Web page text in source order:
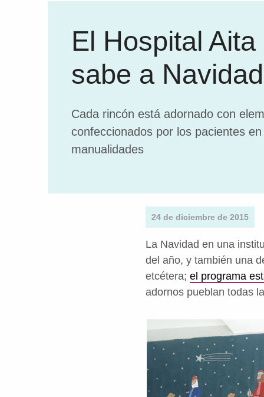
El Hospital Aita
sabe a Navidad
Cada rincón está adornado con
confeccionados por los pacientes
manualidades
24 de diciembre de 2015
La Navidad en una
del año, y también una
etcétera; el programa
adornos pueblan todas